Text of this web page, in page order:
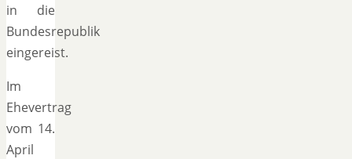
in die
Bundesrepublik
eingereist.
Im
Ehevertrag
vom 14.
April